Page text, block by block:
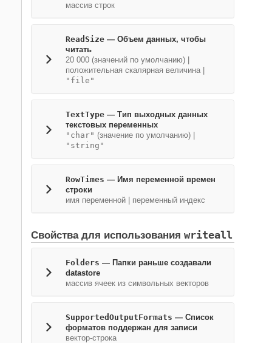
массив строк
ReadSize — Объем данных, чтобы
читать
20 000 (значений по умолчанию) |
положительная скалярная величина
"file"
TextType — Тип выходных данных
текстовых переменных
"char" (значение по умолчанию) |
"string"
RowTimes — Имя переменной времен
строки
имя переменной
переменный индекс
Свойства для использования writeall
Folders — Папки раньше создавали
datastore
массив ячеек из символьных векторов
SupportedOutputFormats — Список
форматов поддержан для записи
вектор-строка